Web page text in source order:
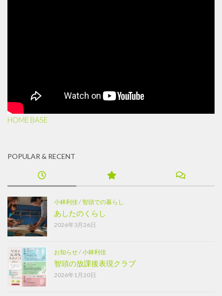
HOME BASE
POPULAR & RECENT
小林利佳/智頭での暮らし
あしたのくらし
2026年3月26日
お知らせ/小林利佳
智頭の放課後表現クラブ
2026年1月20日